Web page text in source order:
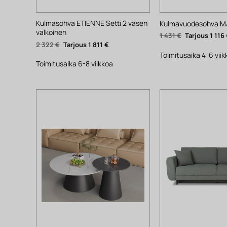
Kulmasohva ETIENNE Setti 2 vasen
valkoinen
2 322€ Alkuperäinen
hinta
2
322 €.
1 811 €Nykyinen
hinta
1
811 €.
Toimitusaika 6-8 viikkoa
Kulmavuodesohva
1 431€ Alkuperäinen
hinta
1
431 €.
1 116
Toimitusaika 4-6